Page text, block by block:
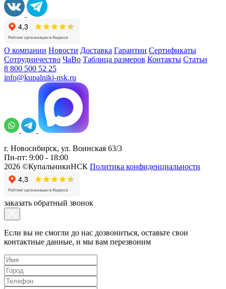
О компании Новости Доставка Гарантии Сертификаты
Сотрудничество ЧаВо Таблица размеров Контакты Статьи
8 800 500 52 25
info@kupalniki-nsk.ru
г. Новосибирск, ул. Воинская 63/3
Пн-пт: 9:00 - 18:00
2026 ©КупальникиНСК Политика конфиденциальности
заказать обратный звонок
Если вы не смогли до нас дозвониться, оставьте свои
контактные данные, и мы вам перезвоним